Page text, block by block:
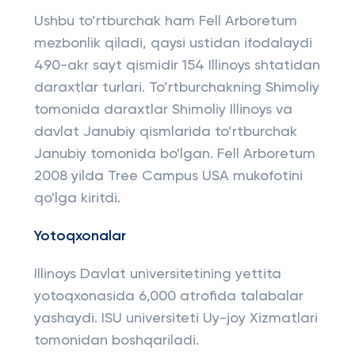
Ushbu to’rtburchak ham Fell Arboretum
mezbonlik qiladi, qaysi ustidan ifodalaydi
490-akr sayt qismidir 154 Illinoys shtatidan
daraxtlar turlari. To’rtburchakning Shimoliy
tomonida daraxtlar Shimoliy Illinoys va
davlat Janubiy qismlarida to’rtburchak
Janubiy tomonida bo'lgan. Fell Arboretum
2008 yilda Tree Campus USA mukofotini
qo'lga kiritdi.
Yotoqxonalar
Illinoys Davlat universitetining yettita
yotoqxonasida 6,000 atrofida talabalar
yashaydi. ISU universiteti Uy-joy Xizmatlari
tomonidan boshqariladi.